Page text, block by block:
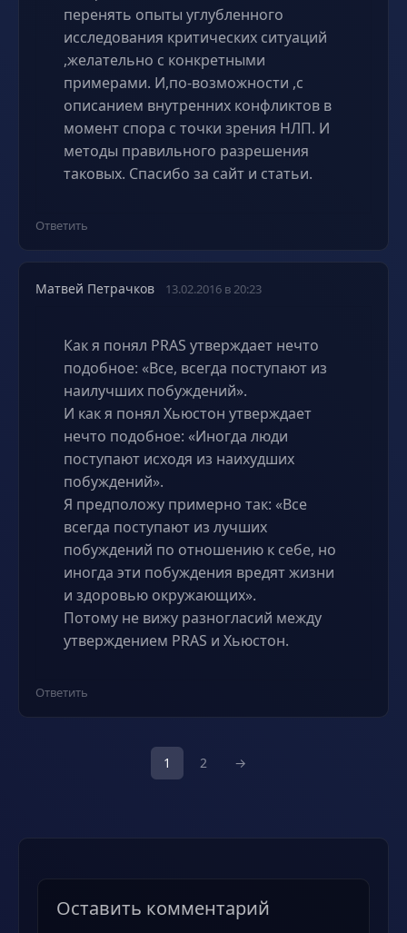
перенять опыты углубленного
исследования критических ситуаций
,желательно с конкретными
примерами. И,по-возможности ,с
описанием внутренних конфликтов в
момент спора с точки зрения НЛП. И
методы правильного разрешения
таковых. Спасибо за сайт и статьи.
Ответить
Матвей Петрачков 13.02.2016 в 20:23
Как я понял PRAS утверждает нечто
подобное: «Все, всегда поступают из
наилучших побуждений».
И как я понял Хьюстон утверждает
нечто подобное: «Иногда люди
поступают исходя из наихудших
побуждений».
Я предположу примерно так: «Все
всегда поступают из лучших
побуждений по отношению к себе, но
иногда эти побуждения вредят жизни
и здоровью окружающих».
Потому не вижу разногласий между
утверждением PRAS и Хьюстон.
Ответить
1 2 →
Оставить комментарий